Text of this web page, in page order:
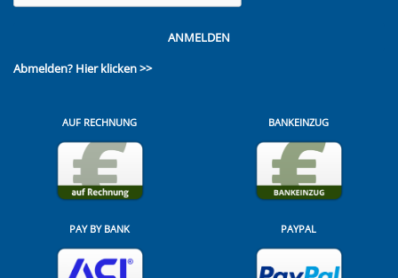
ANMELDEN
Abmelden? Hier klicken >>
AUF RECHNUNG BANKEINZUG
PAY BY BANK PAYPAL